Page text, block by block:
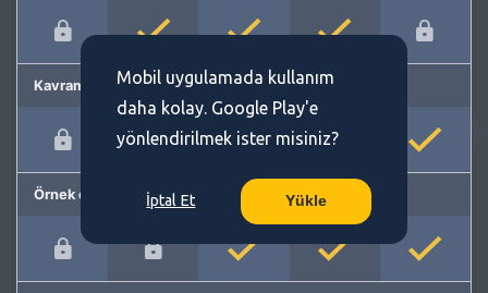
Kavram önerme
Örnek cümleler
Mobil uygulamada kullanım
daha kolay. Google Play'e
yönlendirilmek ister misiniz?
İptal Et Yükle